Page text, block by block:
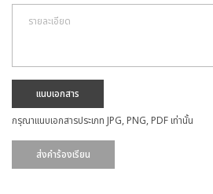
แนบเอกสาร
กรุณาแนบเอกสารประเภท JPG, PNG, PDF เท่านั้น